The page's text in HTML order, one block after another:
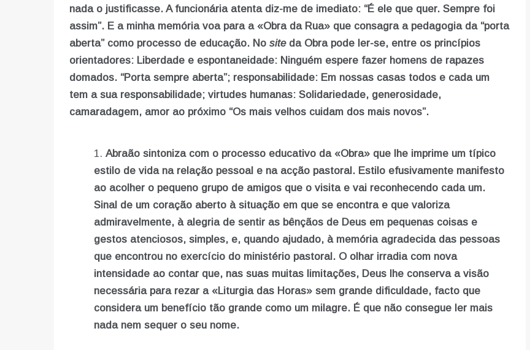
nada o justificasse. A funcionária atenta diz-me de imediato: “É ele que quer. Sempre foi
assim”. E a minha memória voa para a «Obra da Rua» que consagra a pedagogia da “porta
aberta” como processo de educação. No siteda Obra pode ler-se, entre os princípios
orientadores: Liberdade e espontaneidade: Ninguém espere fazer homens de rapazes
domados. “Porta sempre aberta”; responsabilidade: Em nossas casas todos e cada um
tem a sua responsabilidade; virtudes humanas: Solidariedade, generosidade,
camaradagem, amor ao próximo “Os mais velhos cuidam dos mais novos”.
Abraão sintoniza com o processo educativo da «Obra» que lhe imprime um típico
estilo de vida na relação pessoal e na acção pastoral. Estilo efusivamente manifesto
ao acolher o pequeno grupo de amigos que o visita e vai reconhecendo cada um.
Sinal de um coração aberto à situação em que se encontra e que valoriza
admiravelmente, à alegria de sentir as bênçãos de Deus em pequenas coisas e
gestos atenciosos, simples, e, quando ajudado, à memória agradecida das pessoas
que encontrou no exercício do ministério pastoral. O olhar irradia com nova
intensidade ao contar que, nas suas muitas limitações, Deus lhe conserva a visão
necessária para rezar a «Liturgia das Horas» sem grande dificuldade, facto que
considera um benefício tão grande como um milagre. É que não consegue ler mais
nada nem sequer o seu nome.